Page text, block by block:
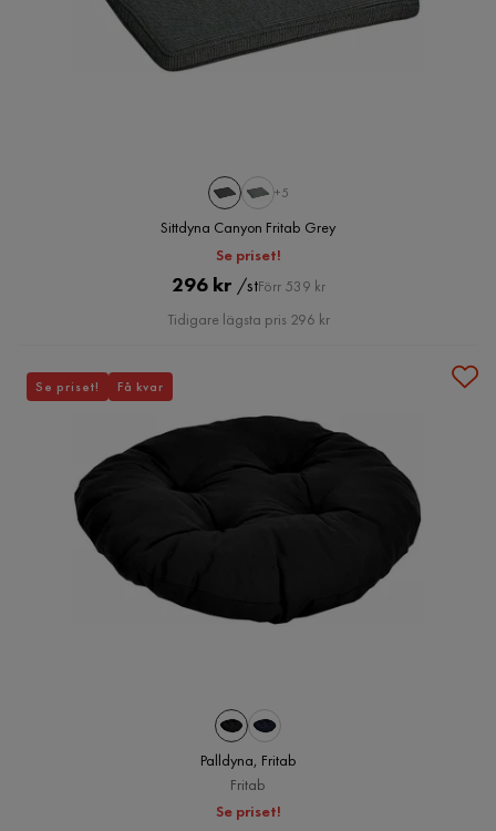
+5
Sittdyna Canyon Fritab Grey
Se priset!
Pris
296 kr /stOriginal
Pris
Förr 539 kr
Tidigare lägsta pris 296 kr
Palldyna, Fritab
Fritab
Se priset!
Se priset! Få kvar